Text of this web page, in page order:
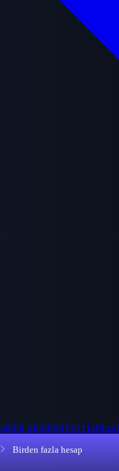
günlüğüYol Haritası
Birden fazla hesap